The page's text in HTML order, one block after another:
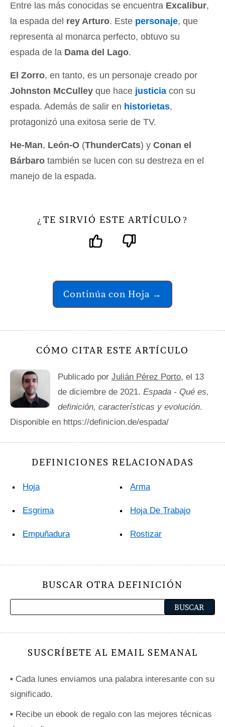
Entre las más conocidas se encuentra Excalibur,
la espada del rey Arturo. Este personaje, que
representa al monarca perfecto, obtuvo su
espada de la Dama del Lago.
El Zorro, en tanto, es un personaje creado por
Johnston McCulley que hace justicia con su
espada. Además de salir en historietas,
protagonizó una exitosa serie de TV.
He-Man, León-O (ThunderCats) y Conan el
Bárbaro también se lucen con su destreza en el
manejo de la espada.
¿ TE SIRVIÓ ESTE ARTÍCULO ?
Continúa con Hoja →
CÓMO CITAR ESTE ARTÍCULO
Publicado por Julián Pérez Porto, el 13
de diciembre de 2021. Espada - Qué es,
definición, características y evolución.
Disponible en https://definicion.de/espada/
DEFINICIONES RELACIONADAS
Hoja
Esgrima
Empuñadura
Arma
Hoja De Trabajo
Rostizar
BUSCAR OTRA DEFINICIÓN
SUSCRÍBETE AL EMAIL SEMANAL
• Cada lunes enviamos una palabra interesante con su
significado.
• Recibe un ebook de regalo con las mejores técnicas